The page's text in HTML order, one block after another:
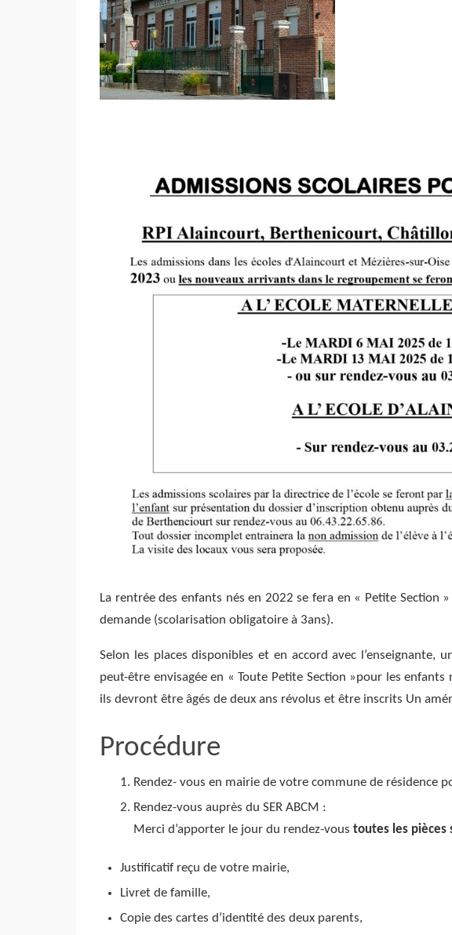
La rentrée des enfants nés en 2022 se fera en « Petite Section
demande (scolarisation obligatoire à 3ans).
Selon les places disponibles et en accord avec
peut-être envisagée en « Toute Petite Section »pour les
ils devront être âgés de deux ans révolus et être inscrits Un
Procédure
Rendez- vous en mairie de votre commune de résidence
Rendez-vous auprès du SER ABCM :
Merci d’apporter le jour du rendez-vous toutes les pièces
Justificatif reçu de votre mairie,
Livret de famille,
Copie des cartes d’identité des deux parents,